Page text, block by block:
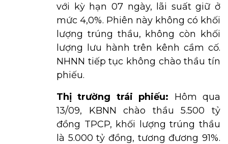
với kỳ hạn 07 ngày, lãi suất giữ ở
mức 4,0%. Phiên này không có khối
lượng trúng thầu, không còn khối
lượng lưu hành trên kênh cầm cố.
NHNN tiếp tục không chào thầu tín
phiếu.
Thị trường trái phiếu: Hôm qua
13/09, KBNN chào thầu 5.500 tỷ
đồng TPCP, khối lượng trúng thầu
là 5.000 tỷ đồng, tương đương 91%.